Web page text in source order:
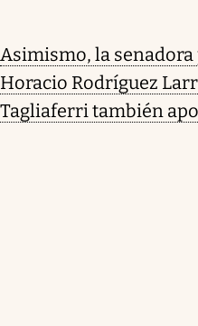
Asimismo, la senadora
Horacio Rodríguez
Tagliaferri también